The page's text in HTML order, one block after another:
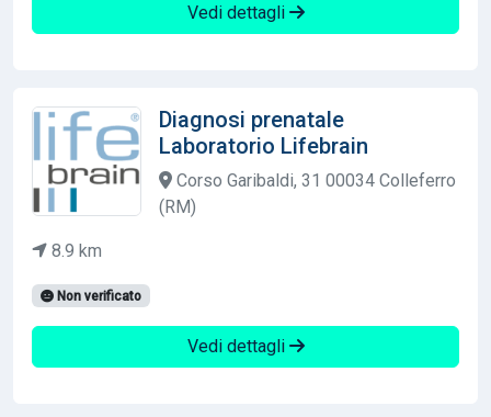
Vedi dettagli
Diagnosi prenatale
Laboratorio Lifebrain
Corso Garibaldi, 31 00034 Colleferro
(RM)
8.9 km
Non verificato
Vedi dettagli